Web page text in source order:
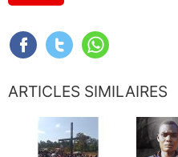
ARTICLES SIMILAIRES